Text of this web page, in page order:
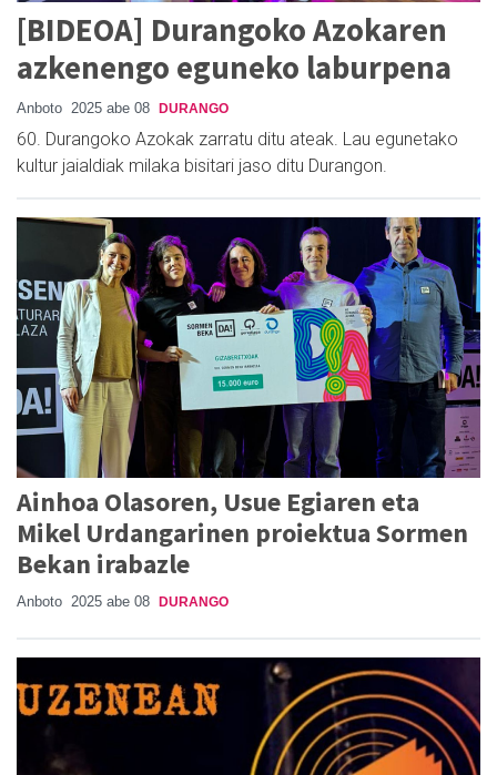
[BIDEOA] Durangoko Azokaren
azkenengo eguneko laburpena
Anboto 2025 abe 08 DURANGO
60. Durangoko Azokak zarratu ditu ateak. Lau egunetako
kultur jaialdiak milaka bisitari jaso ditu Durangon.
Ainhoa Olasoren, Usue Egiaren eta
Mikel Urdangarinen proiektua Sormen
Bekan irabazle
Anboto 2025 abe 08 DURANGO